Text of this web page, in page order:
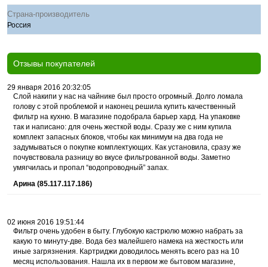
Страна-производитель
Россия
Отзывы покупателей
29 января 2016 20:32:05
Слой накипи у нас на чайнике был просто огромный. Долго ломала
голову с этой проблемой и наконец решила купить качественный
фильтр на кухню. В магазине подобрала барьер хард. На упаковке
так и написано: для очень жесткой воды. Сразу же с ним купила
комплект запасных блоков, чтобы как минимум на два года не
задумываться о покупке комплектующих. Как установила, сразу же
почувствовала разницу во вкусе фильтрованной воды. Заметно
умягчилась и пропал “водопроводный” запах.
Арина (85.117.117.186)
02 июня 2016 19:51:44
Фильтр очень удобен в быту. Глубокую кастрюлю можно набрать за
какую то минуту-две. Вода без малейшего намека на жесткость или
иные загрязнения. Картриджи доводилось менять всего раз на 10
месяц использования. Нашла их в первом же бытовом магазине,